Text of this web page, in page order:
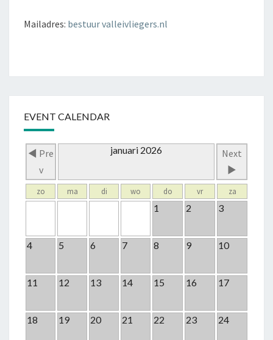
Mailadres: bestuur valleivliegers.nl
EVENT CALENDAR
◄ Pre
v
januari 2026
Next
►
zo ma di wo do vr za
1 2 3
4 5 6 7 8 9 10
11 12 13 14 15 16 17
18 19 20 21 22 23 24